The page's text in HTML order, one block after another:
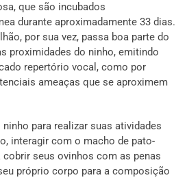
que são incubados
durante aproximadamente 33 dias.
por sua vez, passa boa parte do
proximidades do ninho, emitindo
repertório vocal, como por
ameaças que se aproximem
para realizar suas atividades
interagir com o macho de pato-
seus ovinhos com as penas
próprio corpo para a composição